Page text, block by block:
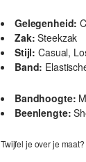
Gelegenheid:
Zak: Steekzak
Stijl: Casual,
Band:
Bandhoogte:
Beenlengte:
Twijfel je over je maat?